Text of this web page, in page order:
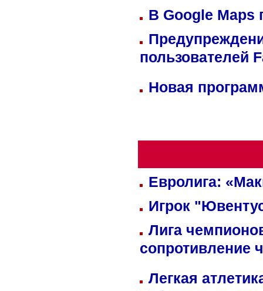
В Google Maps
пользователей
Новая
Евролига:
Игрок
Лига
сопротивление
Легкая